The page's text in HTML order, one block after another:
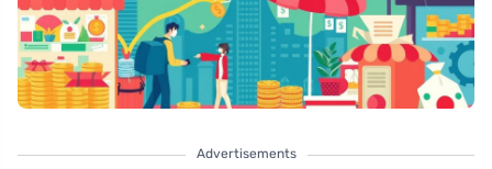
Advertisements